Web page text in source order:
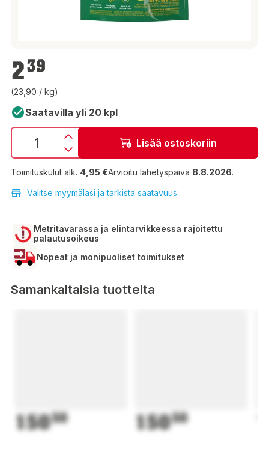
2,39 €
239
(23,90 / kg)
Saatavilla yli 20 kpl
Lisää ostoskoriin
Toimituskulut alk. 4,95 €Arvioitu lähetyspäivä 8.8.2026.
Valitse myymäläsi ja tarkista saatavuus
Metritavarassa ja elintarvikkeessa rajoitettu
palautusoikeus
Nopeat ja monipuoliset toimitukset
Samankaltaisia tuotteita
15050 15050